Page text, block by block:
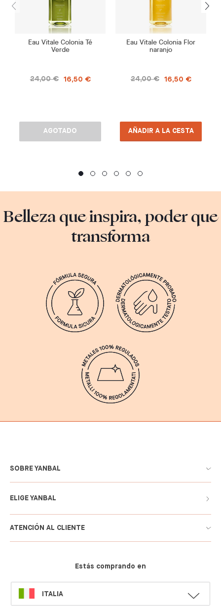
Eau Vitale Colonia Té
Verde
24,00 € 16,50 €
AGOTADO
Eau Vitale Colonia Flor
naranjo
24,00 € 16,50 €
AÑADIR A LA CESTA
Belleza que inspira, poder que
transforma
SOBRE YANBAL
ELIGE YANBAL
ATENCIÓN AL CLIENTE
Estás comprando en
SELECT
LANGUAGE
ITALIA